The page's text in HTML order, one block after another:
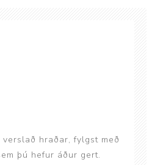
og
hraðar, fylgst með
þú hefur áður gert.